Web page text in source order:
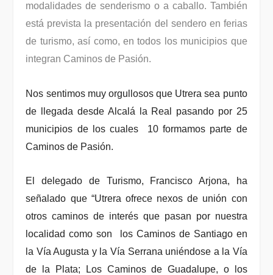
modalidades de senderismo o a caballo. También
está prevista la presentación del sendero en ferias
de turismo, así como, en todos los municipios que
integran Caminos de Pasión.
Nos sentimos muy orgullosos que Utrera sea punto
de llegada desde Alcalá la Real pasando por 25
municipios de los cuales 10 formamos parte de
Caminos de Pasión.
El delegado de Turismo, Francisco Arjona, ha
señalado que “Utrera ofrece nexos de unión con
otros caminos de interés que pasan por nuestra
localidad como son los Caminos de Santiago en
la Vía Augusta y la Vía Serrana uniéndose a la Vía
de la Plata; Los Caminos de Guadalupe, o los